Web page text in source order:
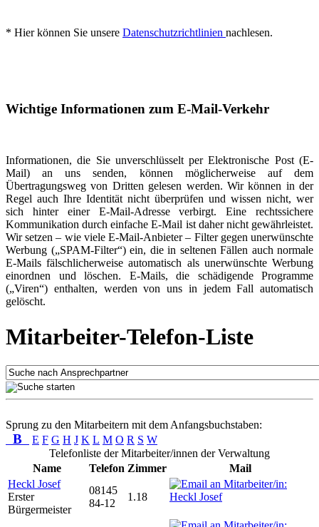
* Hier können Sie unsere Datenschutzrichtlinien nachlesen.
Wichtige Informationen zum E-Mail-Verkehr
Informationen, die Sie unverschlüsselt per Elektronische Post (E-
Mail) an uns senden, können möglicherweise auf dem
Übertragungsweg von Dritten gelesen werden. Wir können in der
Regel auch Ihre Identität nicht überprüfen und wissen nicht, wer
sich hinter einer E-Mail-Adresse verbirgt. Eine rechtssichere
Kommunikation durch einfache E-Mail ist daher nicht gewährleistet.
Wir setzen – wie viele E-Mail-Anbieter – Filter gegen unerwünschte
Werbung („SPAM-Filter“) ein, die in seltenen Fällen auch normale
E-Mails fälschlicherweise automatisch als unerwünschte Werbung
einordnen und löschen. E-Mails, die schädigende Programme
(„Viren“) enthalten, werden von uns in jedem Fall automatisch
gelöscht.
Mitarbeiter-Telefon-Liste
Sprung zu den Mitarbeitern mit dem Anfangsbuchstaben:
B E F G H J K L M O R S W
Telefonliste der Mitarbeiter/innen der Verwaltung
Name
Telefon Zimmer
Mail
Heckl Josef
Erster
Bürgermeister
08145
84-12
1.18